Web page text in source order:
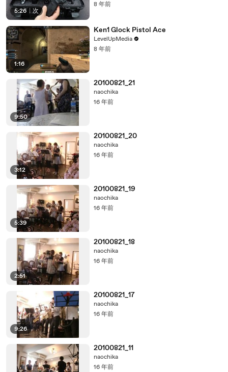
5:26 | 次
8 年前
1:16
Ken1 Glock Pistol Ace
LevelUpMedia
8 年前
9:50
20100821_21
naochika
16 年前
3:12
20100821_20
naochika
16 年前
5:39
20100821_19
naochika
16 年前
2:51
20100821_18
naochika
16 年前
9:26
20100821_17
naochika
16 年前
20100821_11
naochika
16 年前